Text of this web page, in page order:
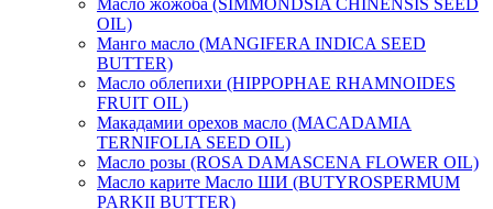
Масло жожоба (SIMMONDSIA CHINENSIS SEED
OIL)
Манго масло (MANGIFERA INDICA SEED
BUTTER)
Масло облепихи (HIPPOPHAE RHAMNOIDES
FRUIT OIL)
Макадамии орехов масло (MACADAMIA
TERNIFOLIA SEED OIL)
Масло розы (ROSA DAMASCENA FLOWER OIL)
Масло карите Масло ШИ (BUTYROSPERMUM
PARKII BUTTER)